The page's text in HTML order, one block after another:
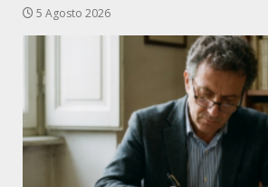
5 Agosto 2026